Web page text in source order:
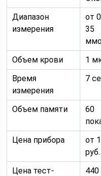
Диапазон
измерения
от
35
Объем крови
1
Время
измерения
7
Объем памяти
60
Цена прибора
от
руб.
Цена тест-
440